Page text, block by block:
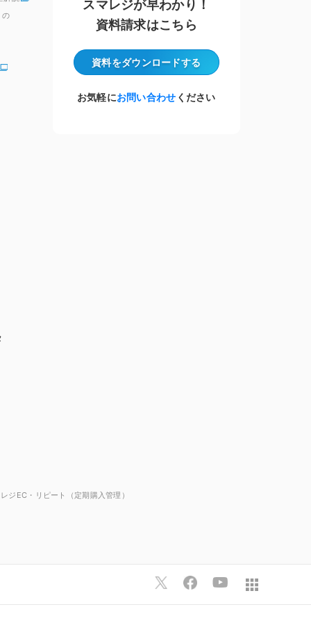
の
スマレジが早わかり！
資料請求はこちら
資料をダウンロードする
お気軽にお問い合わせ ください
ジEC・リピート（定期購入管理）